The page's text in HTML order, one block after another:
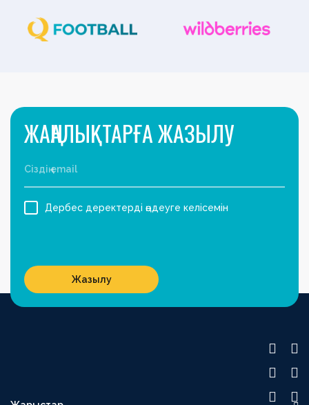
ЖАҢАЛЫҚТАРҒА ЖАЗЫЛУ
Дербес деректерді өңдеуге келісемін
Жазылу